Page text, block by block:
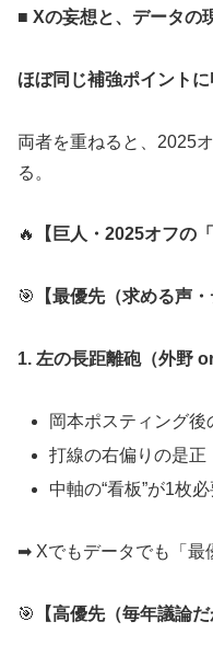
■ Xの妄想と、データの
ほぼ同じ補強ポイントに
両者を重ねると、2025
る。
🔥 【巨人・2025オフの
🎯 【最優先（求める声
1. 左の長距離砲（外野
岡本ポスティング後
打線の右偏りの是正
中軸の“看板”が1枚
➡ Xでもデータでも「最
🎯 【高優先（毎年議論